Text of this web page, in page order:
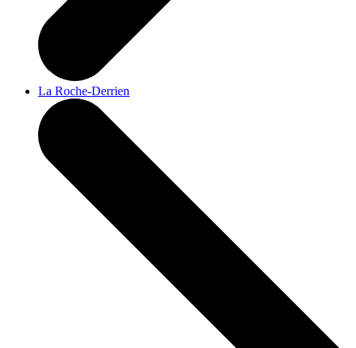
La Roche-Derrien